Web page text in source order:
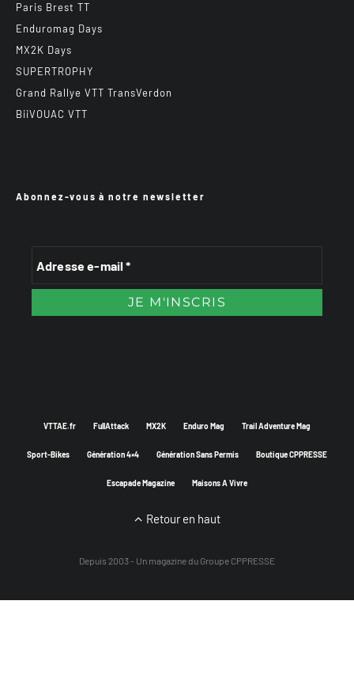
Paris Brest TT
Enduromag Days
MX2K Days
SUPERTROPHY
Grand Rallye VTT TransVerdon
BiiVOUAC VTT
Abonnez-vous à notre newsletter
VTTAE.fr FullAttack MX2K Enduro Mag Trail Adventure Mag
Sport-Bikes Génération 4×4 Génération Sans Permis Boutique CPPRESSE
Escapade Magazine Maisons A Vivre
Retour en haut
Depuis 2003 - Un magazine du Groupe CPPRESSE